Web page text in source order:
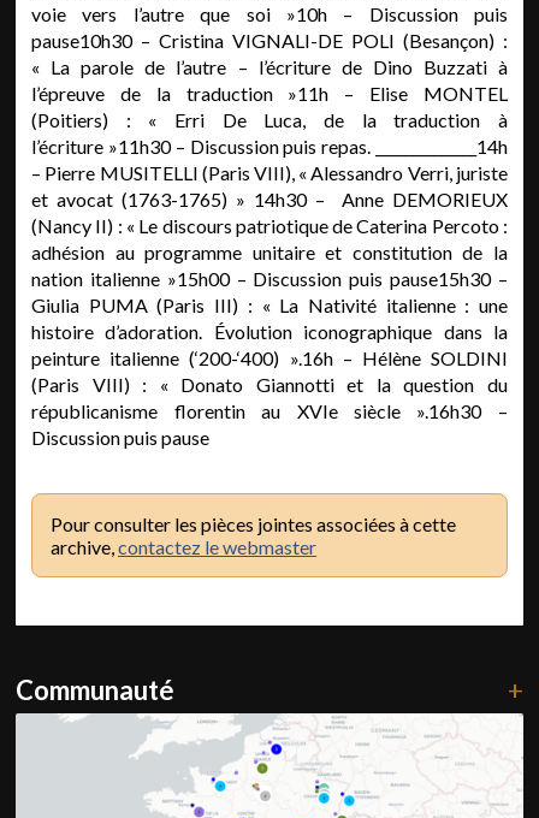
voie vers l’autre que soi »10h – Discussion puis
pause10h30 – Cristina VIGNALI-DE POLI (Besançon) :
« La parole de l’autre – l’écriture de Dino Buzzati à
l’épreuve de la traduction »11h – Elise MONTEL
(Poitiers) : « Erri De Luca, de la traduction à
l’écriture »11h30 – Discussion puis repas. ______________14h
– Pierre MUSITELLI (Paris VIII), « Alessandro Verri, juriste
et avocat (1763-1765) » 14h30 – Anne DEMORIEUX
(Nancy II) : « Le discours patriotique de Caterina Percoto :
adhésion au programme unitaire et constitution de la
nation italienne »15h00 – Discussion puis pause15h30 –
Giulia PUMA (Paris III) : « La Nativité italienne : une
histoire d’adoration. Évolution iconographique dans la
peinture italienne (‘200-‘400) ».16h – Hélène SOLDINI
(Paris VIII) : « Donato Giannotti et la question du
républicanisme florentin au XVIe siècle ».16h30 –
Discussion puis pause
Pour consulter les pièces jointes associées à cette
archive,contactez le webmaster
Communauté +